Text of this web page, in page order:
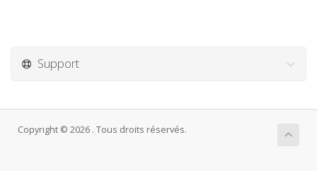
Support
Copyright © 2026 . Tous droits réservés.